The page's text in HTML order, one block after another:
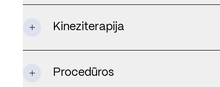
Kineziterapija
Procedūros